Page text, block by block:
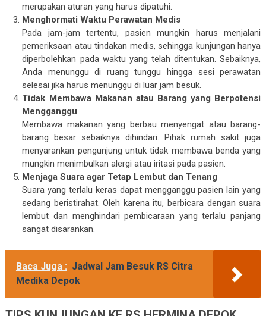
merupakan aturan yang harus dipatuhi.
Menghormati Waktu Perawatan Medis
Pada jam-jam tertentu, pasien mungkin harus menjalani
pemeriksaan atau tindakan medis, sehingga kunjungan hanya
diperbolehkan pada waktu yang telah ditentukan. Sebaiknya,
Anda menunggu di ruang tunggu hingga sesi perawatan
selesai jika harus menunggu di luar jam besuk.
Tidak Membawa Makanan atau Barang yang Berpotensi
Mengganggu
Membawa makanan yang berbau menyengat atau barang-
barang besar sebaiknya dihindari. Pihak rumah sakit juga
menyarankan pengunjung untuk tidak membawa benda yang
mungkin menimbulkan alergi atau iritasi pada pasien.
Menjaga Suara agar Tetap Lembut dan Tenang
Suara yang terlalu keras dapat mengganggu pasien lain yang
sedang beristirahat. Oleh karena itu, berbicara dengan suara
lembut dan menghindari pembicaraan yang terlalu panjang
sangat disarankan.
Baca Juga : Jadwal Jam Besuk RS Citra
Medika Depok